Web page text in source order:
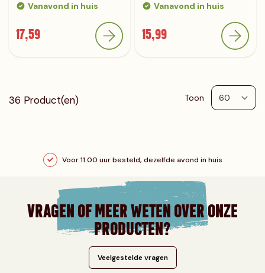
Vanavond in huis
17,59
Vanavond in huis
15,99
36 Product(en) Toon
Voor 11.00 uur besteld, dezelfde avond in huis
VRAGEN OF MEER WETEN OVER ONZE
PRODUCTEN?
Veelgestelde vragen